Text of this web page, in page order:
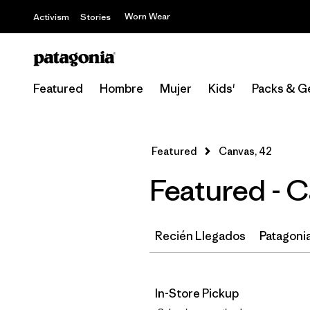
Activism Stories Worn Wear
Featured Hombre Mujer Kids' Packs &
Featured Canvas, 42
Featured -
Recién Llegados
In-Store Pickup